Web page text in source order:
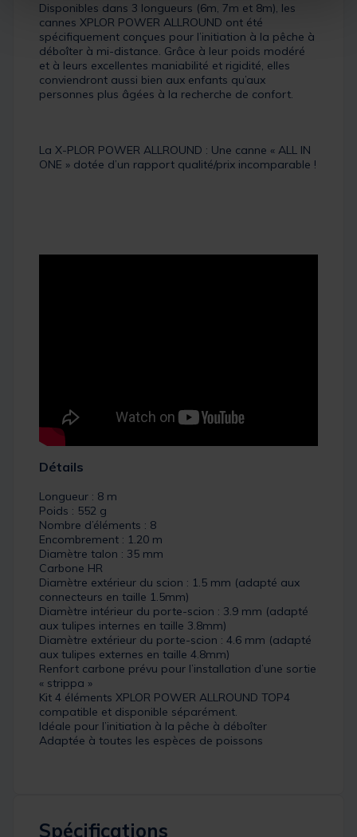
Disponibles dans 3 longueurs (6m, 7m et 8m), les
cannes XPLOR POWER ALLROUND ont été
spécifiquement conçues pour l’initiation à la pêche à
déboîter à mi-distance. Grâce à leur poids modéré
et à leurs excellentes maniabilité et rigidité, elles
conviendront aussi bien aux enfants qu’aux
personnes plus âgées à la recherche de confort.
La X-PLOR POWER ALLROUND : Une canne « ALL IN
ONE » dotée d’un rapport qualité/prix incomparable !
Détails
Longueur : 8 m
Poids : 552 g
Nombre d’éléments : 8
Encombrement : 1.20 m
Diamètre talon : 35 mm
Carbone HR
Diamètre extérieur du scion : 1.5 mm (adapté aux
connecteurs en taille 1.5mm)
Diamètre intérieur du porte-scion : 3.9 mm (adapté
aux tulipes internes en taille 3.8mm)
Diamètre extérieur du porte-scion : 4.6 mm (adapté
aux tulipes externes en taille 4.8mm)
Renfort carbone prévu pour l’installation d’une sortie
« strippa »
Kit 4 éléments XPLOR POWER ALLROUND TOP4
compatible et disponible séparément.
Idéale pour l’initiation à la pêche à déboîter
Adaptée à toutes les espèces de poissons
Spécifications